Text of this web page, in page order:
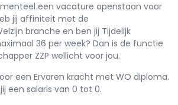
een vacature openstaan voor
jij affiniteit met de
branche en ben jij Tijdelijk
36 per week? Dan is de functie
ZZP wellicht voor jou.
een Ervaren kracht met WO diploma.
een salaris van 0 tot 0.